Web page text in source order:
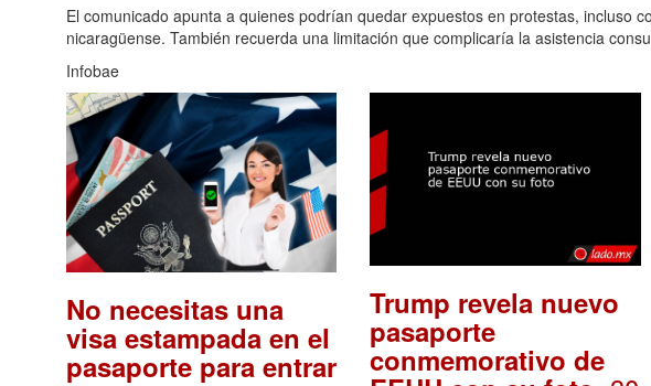
El comunicado apunta a quienes podrían quedar expuestos en protestas, incluso
nicaragüense. También recuerda una limitación que complicaría la asistencia
Infobae
No necesitas una
visa estampada en el
pasaporte para entrar
Trump revela nuevo
pasaporte
conmemorativo de